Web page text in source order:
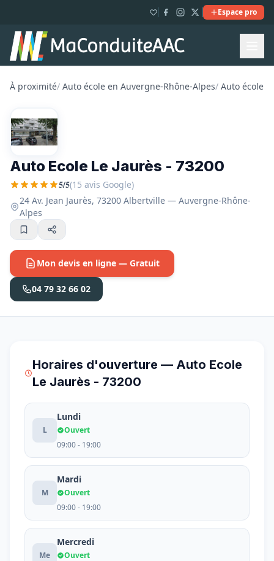
Espace pro
À proximité/ Auto école en Auvergne-Rhône-Alpes/ Auto école
Auto Ecole Le Jaurès - 73200
5/5(15 avis Google)
24 Av. Jean Jaurès, 73200 Albertville — Auvergne-Rhône-
Alpes
Mon devis en ligne — Gratuit
04 79 32 66 02
Horaires d'ouverture — Auto Ecole
Le Jaurès - 73200
L
Lundi
Ouvert
09:00 - 19:00
M
Mardi
Ouvert
09:00 - 19:00
Me
Mercredi
Ouvert